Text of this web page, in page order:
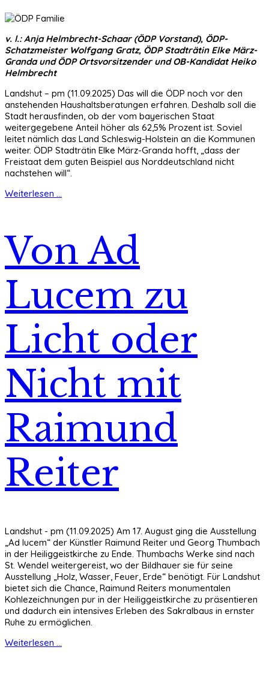
v. l.: Anja Helmbrecht-Schaar (ÖDP Vorstand), ÖDP-
Schatzmeister Wolfgang Gratz, ÖDP Stadträtin Elke März-
Granda und ÖDP Ortsvorsitzender und OB-Kandidat Heiko
Helmbrecht
Landshut – pm (11.09.2025) Das will die ÖDP noch vor den
anstehenden Haushaltsberatungen erfahren. Deshalb soll die
Stadt herausfinden, ob der vom bayerischen Staat
weitergegebene Anteil höher als 62,5% Prozent ist. Soviel
leitet nämlich das Land Schleswig-Holstein an die Kommunen
weiter. ÖDP Stadträtin Elke März-Granda hofft, „dass der
Freistaat dem guten Beispiel aus Norddeutschland nicht
nachstehen will“.
Weiterlesen ...
Von Ad
Lucem zu
Licht oder
Nicht mit
Raimund
Reiter
Landshut - pm (11.09.2025) Am 17. August ging die Ausstellung
„Ad lucem“ der Künstler Raimund Reiter und Georg Thumbach
in der Heiliggeistkirche zu Ende. Thumbachs Werke sind nach
St. Wendel weitergereist, wo der Bildhauer sie für seine
Ausstellung „Holz, Wasser, Feuer, Erde“ benötigt. Für Landshut
bietet sich die Chance, Raimund Reiters monumentalen
Kohlezeichnungen pur in der Heiliggeistkirche zu präsentieren
und dadurch ein intensives Erleben des Sakralbaus in ernster
Ruhe zu ermöglichen.
Weiterlesen ...